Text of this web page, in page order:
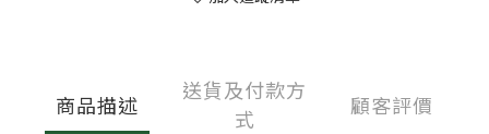
商品描述
送貨及付款方
式
顧客評價